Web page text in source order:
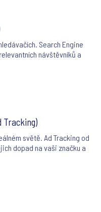
Search Engine
návštěvníků a
Tracking)
světě. Ad Tracking od
dopad na vaši značku a